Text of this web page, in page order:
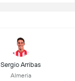
Sergio Arribas
Almeria